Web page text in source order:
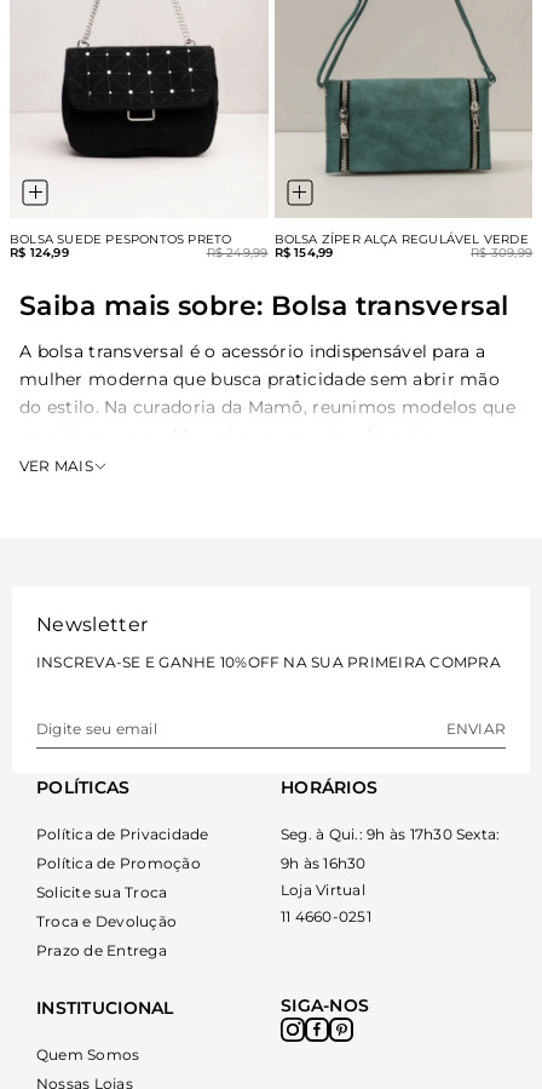
BOLSA SUEDE PESPONTOS PRETO
R$ 124,99
R$ 249,99
BOLSA ZÍPER ALÇA REGULÁVEL VERDE
R$ 154,99
R$ 309,99
Saiba mais sobre: Bolsa transversal
A bolsa transversal é o acessório indispensável para a
mulher moderna que busca praticidade sem abrir mão
do estilo. Na curadoria da Mamô, reunimos modelos que
permitindo transitar facilmente do ambiente de trabalho
opções debolsa tiracolo
clutch para eventosespeciais.
Como escolher sua bolsa
transversal
A escolha do modelo ideal depende diretamente da sua
rotina e das ocasiões em que pretende utilizá-lo.
Elementos como tamanho, material e a estrutura das
alças definem o nível de conforto e funcionalidade que a
peça trará para o seu guarda-roupa inteligente.
Considere o volume de itens que você carrega
diariamente. Modelos compactos acomodam
perfeitamente celular, chaves e batom, enquanto
VER MAIS
Newsletter
INSCREVA-SE E GANHE 10%OFF NA SUA PRIMEIRA COMPRA
ENVIAR
INSTITUCIONAL
Quem Somos
Nossas Lojas
POLÍTICAS
Política de Privacidade
Política de Promoção
Solicite sua Troca
Troca e Devolução
Prazo de Entrega
HORÁRIOS
Seg. à Qui.: 9h às 17h30 Sexta:
9h às 16h30
Loja Virtual
11 4660-0251
SIGA-NOS